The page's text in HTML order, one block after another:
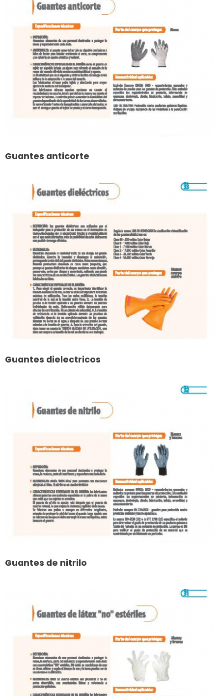
Guantes anticorte
Guantes dielectricos
Guantes de nitrilo